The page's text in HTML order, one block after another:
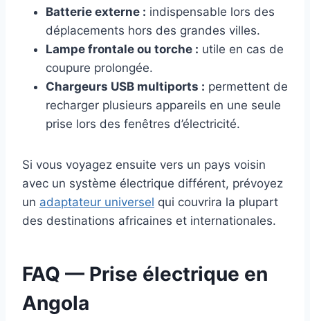
Batterie externe : indispensable lors des
déplacements hors des grandes villes.
Lampe frontale ou torche : utile en cas de
coupure prolongée.
Chargeurs USB multiports : permettent de
recharger plusieurs appareils en une seule
prise lors des fenêtres d’électricité.
Si vous voyagez ensuite vers un pays voisin
avec un système électrique différent, prévoyez
un adaptateur universel qui couvrira la plupart
des destinations africaines et internationales.
FAQ — Prise électrique en
Angola